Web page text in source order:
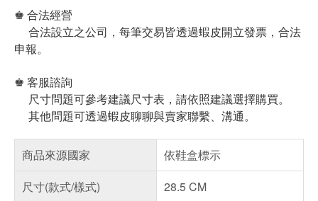
♚ 合法經營
合法設立之公司，每筆交易皆透過蝦皮開立發票，合法
申報。
♚ 客服諮詢
尺寸問題可參考建議尺寸表，請依照建議選擇購買。
其他問題可透過蝦皮聊聊與賣家聯繫、溝通。
商品來源國家
依鞋盒標示
尺寸(款式/樣式)
28.5 CM